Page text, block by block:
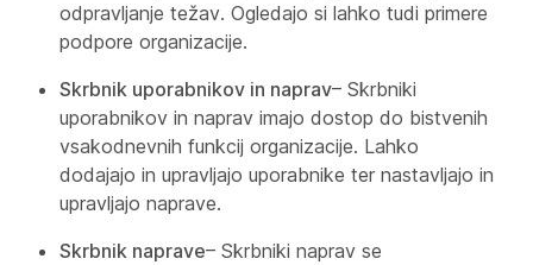
odpravljanje težav. Ogledajo si lahko tudi primere
podpore organizacije.
Skrbnik uporabnikov in naprav– Skrbniki
uporabnikov in naprav imajo dostop do bistvenih
vsakodnevnih funkcij organizacije. Lahko
dodajajo in upravljajo uporabnike ter nastavljajo in
upravljajo naprave.
Skrbnik naprave– Skrbniki naprav se